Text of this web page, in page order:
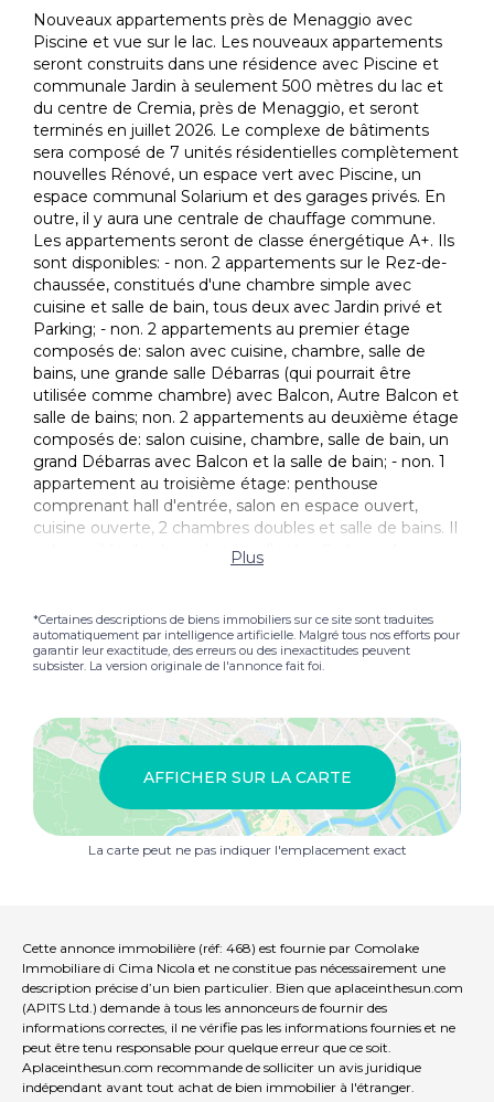
Nouveaux appartements près de Menaggio avec
Piscine et vue sur le lac. Les nouveaux appartements
seront construits dans une résidence avec Piscine et
communale Jardin à seulement 500 mètres du lac et
du centre de Cremia, près de Menaggio, et seront
terminés en juillet 2026. Le complexe de bâtiments
sera composé de 7 unités résidentielles complètement
nouvelles Rénové, un espace vert avec Piscine, un
espace communal Solarium et des garages privés. En
outre, il y aura une centrale de chauffage commune.
Les appartements seront de classe énergétique A+. Ils
sont disponibles: - non. 2 appartements sur le Rez-de-
chaussée, constitués d'une chambre simple avec
cuisine et salle de bain, tous deux avec Jardin privé et
Parking; - non. 2 appartements au premier étage
composés de: salon avec cuisine, chambre, salle de
bains, une grande salle Débarras (qui pourrait être
utilisée comme chambre) avec Balcon, Autre Balcon et
salle de bains; non. 2 appartements au deuxième étage
composés de: salon cuisine, chambre, salle de bain, un
grand Débarras avec Balcon et la salle de bain; - non. 1
appartement au troisième étage: penthouse
comprenant hall d'entrée, salon en espace ouvert,
cuisine ouverte, 2 chambres doubles et salle de bains. Il
est possible de choisir les excellentes finitions des
spécifications et de personnaliser les intérieurs pour
excellent, ensoleillé du matin au soir et avec une vue
magnifique sur le lac à 180 degrés! Les appartements,
étant neufs, auront une garantie de 10 ans. Les prix
de deux pièces. Les garages coûtent 25.000,00 euros
plus TVA. MENAGGIO Grâce à sa situation centrale, le
Menaggio est un excellent point de départ pour
découvrir le lac de Côme. La ville se caractérise par une
place centrale et une splendide promenade au bord du
lac offrant un panorama unique. La municipalité
possède un parcours de golf exclusif de 18 trous, fondé
Il y a de belles maisons à vendre à Menaggio et dans
les environs. Le marché immobilier est en plein essor et
il est possible de louer votre propriété en Résidence
secondaire pour des locations à court terme.
Plus
*Certaines descriptions de biens immobiliers sur ce site sont traduites
automatiquement par intelligence artificielle. Malgré tous nos efforts pour
garantir leur exactitude, des erreurs ou des inexactitudes peuvent
subsister. La version originale de l'annonce fait foi.
AFFICHER SUR LA CARTE
La carte peut ne pas indiquer l'emplacement exact
Cette annonce immobilière (réf: 468) est fournie par Comolake
Immobiliare di Cima Nicola et ne constitue pas nécessairement une
description précise d’un bien particulier. Bien que aplaceinthesun.com
(APITS Ltd.) demande à tous les annonceurs de fournir des
informations correctes, il ne vérifie pas les informations fournies et ne
peut être tenu responsable pour quelque erreur que ce soit.
Aplaceinthesun.com recommande de solliciter un avis juridique
indépendant avant tout achat de bien immobilier à l'étranger.